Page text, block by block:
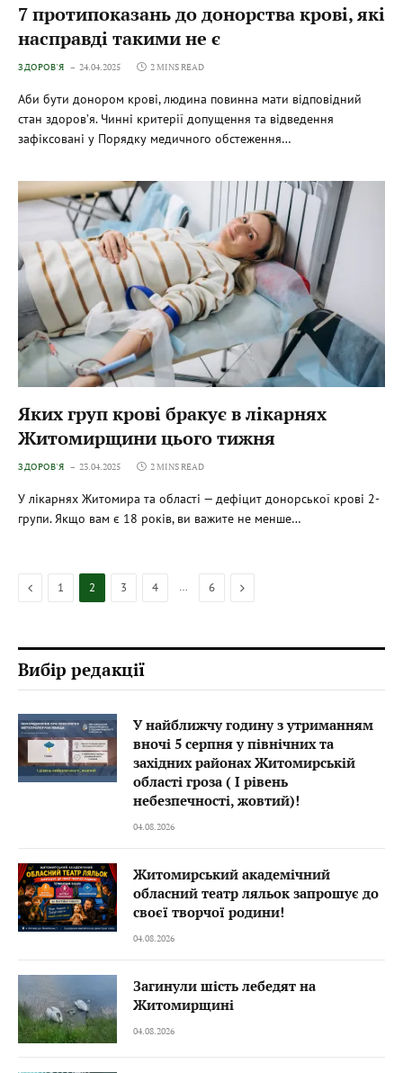
7 протипоказань до донорства крові, які
насправді такими не є
ЗДОРОВ'Я 24.04.2025 2 MINS READ
Аби бути донором крові, людина повинна мати відповідний
стан здоров’я. Чинні критерії допущення та відведення
зафіксовані у Порядку медичного обстеження…
Яких груп крові бракує в лікарнях
Житомирщини цього тижня
ЗДОРОВ'Я 23.04.2025 2 MINS READ
У лікарнях Житомира та області — дефіцит донорської крові 2-
групи. Якщо вам є 18 років, ви важите не менше…
Previous
1 2 3 4 … 6 Next
Вибір редакції
У найближчу годину з утриманням
вночі 5 серпня у північних та
західних районах Житомирській
області гроза ( I рівень
небезпечності, жовтий)!
04.08.2026
Житомирський академічний
обласний театр ляльок запрошує до
своєї творчої родини!
04.08.2026
Загинули шість лебедят на
Житомирщині
04.08.2026